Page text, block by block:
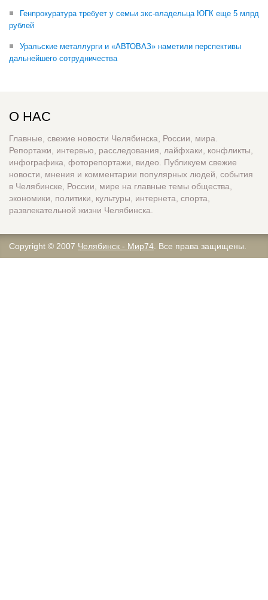
Генпрокуратура требует у семьи экс-владельца ЮГК еще 5 млрд
рублей
Уральские металлурги и «АВТОВАЗ» наметили перспективы
дальнейшего сотрудничества
О НАС
Главные, свежие новости Челябинска, России, мира.
Репортажи, интервью, расследования, лайфхаки, конфликты,
инфографика, фоторепортажи, видео. Публикуем свежие
новости, мнения и комментарии популярных людей, события
в Челябинске, России, мире на главные темы общества,
экономики, политики, культуры, интернета, спорта,
развлекательной жизни Челябинска.
Copyright © 2007 Челябинск - Мир74 . Все права защищены.